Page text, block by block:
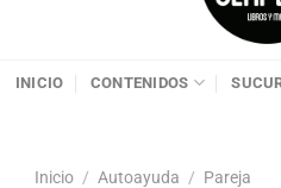
INICIO CONTENIDOS
Inicio / Autoayuda / Pareja